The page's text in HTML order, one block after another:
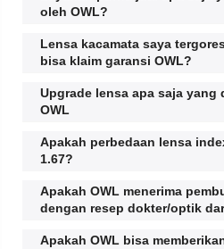
oleh OWL?
Lensa kacamata saya
bisa klaim garansi OWL?
Upgrade lensa apa saja yang
OWL
Apakah perbedaan lensa
1.67?
Apakah OWL menerima
dengan resep dokter/optik
Apakah OWL bisa